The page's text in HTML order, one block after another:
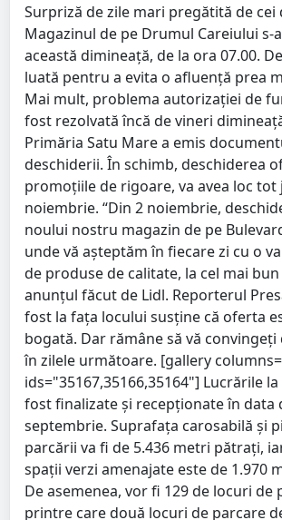
Surpriză de zile mari pregătită de cei
Magazinul de pe Drumul Careiului s-
această dimineață, de la ora 07.00.
luată pentru a evita o afluență prea
Mai mult, problema autorizației de
fost rezolvată încă de vineri
Primăria Satu Mare a emis
deschiderii. În schimb, deschiderea
promoțiile de rigoare, va avea loc tot
noiembrie. “Din 2 noiembrie,
noului nostru magazin de pe
unde vă aşteptăm în fiecare zi cu o
de produse de calitate, la cel mai
anunțul făcut de Lidl. Reporterul
fost la fața locului susține că oferta
bogată. Dar rămâne să vă
în zilele următoare. [gallery
ids="35167,35166,35164"] Lucrările
fost finalizate și recepționate în data
septembrie. Suprafața carosabilă și
parcării va fi de 5.436 metri pătrați,
spații verzi amenajate este de 1.970
De asemenea, vor fi 129 de locuri de
printre care două locuri de parcare